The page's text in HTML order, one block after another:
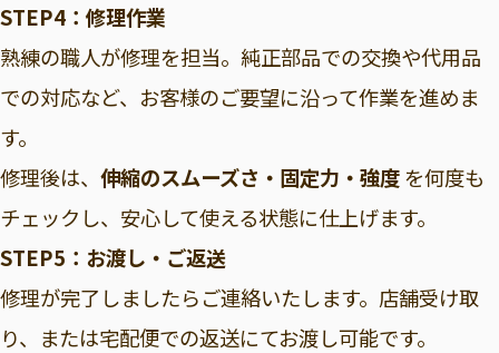
STEP4：修理作業
熟練の職人が修理を担当。純正部品での交換や代用品
での対応など、お客様のご要望に沿って作業を進めま
す。
修理後は、 伸縮のスムーズさ・固定力・強度を何度も
チェックし、安心して使える状態に仕上げます。
STEP5：お渡し・ご返送
修理が完了しましたらご連絡いたします。店舗受け取
り、または宅配便での返送にてお渡し可能です。